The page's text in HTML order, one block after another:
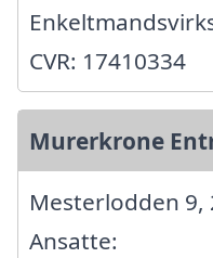
CVR: 17410334
Murerkrone
Mesterlodden 9,
Ansatte: